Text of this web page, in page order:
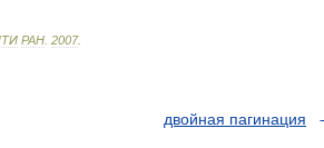
РАН 2007.
двойная пагинация